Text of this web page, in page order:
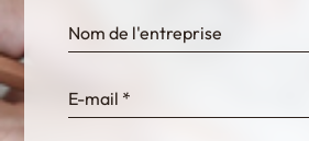
bn1q0rrvUn2bmwl
WEK7sP7DXp5OiEV